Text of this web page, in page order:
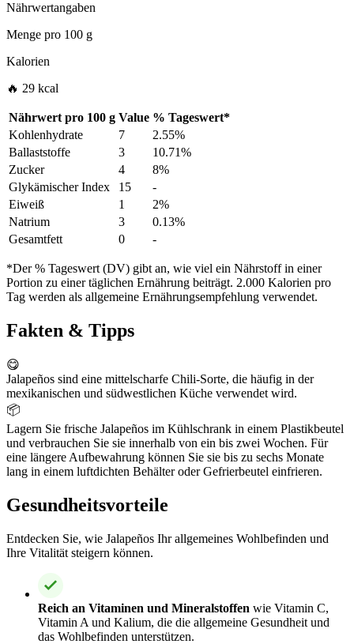
Nährwertangaben
Menge pro 100 g
Kalorien
🔥 29 kcal
Nährwert pro 100 g Value % Tageswert*
Kohlenhydrate
7
2.55%
Ballaststoffe
3
10.71%
Zucker
4
8%
Glykämischer Index
15
-
Eiweiß
1
2%
Natrium
3
0.13%
Gesamtfett
0 -
*Der % Tageswert (DV) gibt an, wie viel ein Nährstoff in einer
Portion zu einer täglichen Ernährung beiträgt. 2.000 Kalorien pro
Tag werden als allgemeine Ernährungsempfehlung verwendet.
Fakten & Tipps
😋
Jalapeños sind eine mittelscharfe Chili-Sorte, die häufig in der
mexikanischen und südwestlichen Küche verwendet wird.
📦
Lagern Sie frische Jalapeños im Kühlschrank in einem Plastikbeutel
und verbrauchen Sie sie innerhalb von ein bis zwei Wochen. Für
eine längere Aufbewahrung können Sie sie bis zu sechs Monate
lang in einem luftdichten Behälter oder Gefrierbeutel einfrieren.
Gesundheitsvorteile
Entdecken Sie, wie Jalapeños Ihr allgemeines Wohlbefinden und
Ihre Vitalität steigern können.
Reich an Vitaminen und Mineralstoffen wie Vitamin C,
Vitamin A und Kalium, die die allgemeine Gesundheit und
das Wohlbefinden unterstützen.